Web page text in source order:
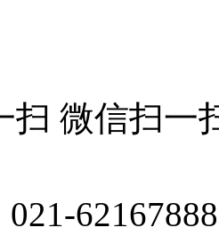
微信扫一
021-62167888